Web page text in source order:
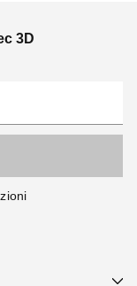
3D